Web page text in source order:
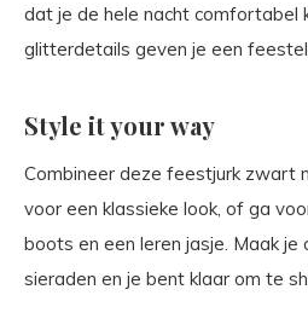
dat je de hele nacht comfortabel
glitterdetails geven je een
Style it your way
Combineer deze feestjurk zwart
voor een klassieke look, of ga
boots en een leren jasje. Maak
sieraden en je bent klaar om te